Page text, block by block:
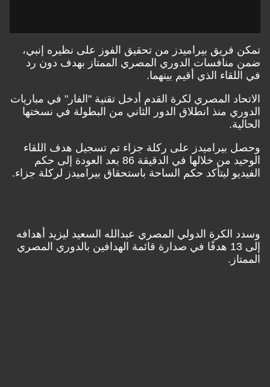
تمكن فريق بيراميدز من تحقيق الفوز على نظيره إنبي،
ضمن منافسات الدوري المصري الممتاز بهدف دون رد
في اللقاء الذي أقيم بينهما.
الاتحاد المصري لكرة القدم أدخل تقنية "الفار" في مباريات
الدوري منذ انطلاق الدور الثاني من البطولة في نسختها
الحالية.
وحصل بيراميدز على ركلة جزاء تم تسجيل هدف اللقاء
الوحيد من خلالها في الدقيقة 86 بعد العودة إلى حكم
الفيديو ليتأكد حكم الساحة باستحقاق بيراميدز لركلة جزاء.
وسدد الكرة الدولي المصري عبدالله السعيد ليزيد أهدافه
إلى 13 هدفًا في صدارة قائمة الهدافين بالدوري المصري
الممتاز.